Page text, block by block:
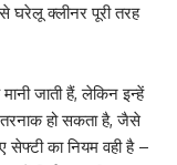
घरेलू क्लीनर पूरी तरह
जाती हैं, लेकिन इन्हें
हो सकता है, जैसे
का नियम वही है –